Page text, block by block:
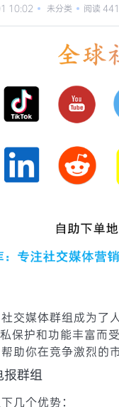
10:02 未分类 阅读 441
交媒体群组成为了
保护和功能丰富而
助你在竞争激烈的
群组
几个优势：